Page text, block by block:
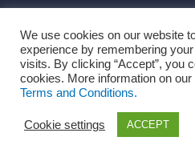
Política de privacidad
Consentimiento para el
Blog
Copyright © 2026
We use cookies on our website
experience by remembering
visits. By clicking “Accept”, you
cookies. More information on our
Terms and Conditions.
Cookie settings ACCEPT